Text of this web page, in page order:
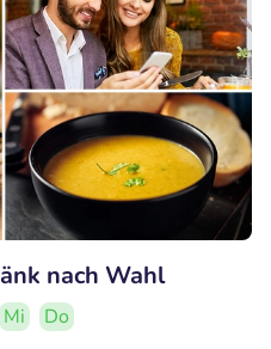
nach Wahl
Mi
Do